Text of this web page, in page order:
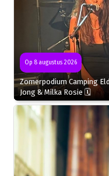
Op 8 augustus 2026
Zomerpodium Camping
Jong & Milka Rosie 🗓